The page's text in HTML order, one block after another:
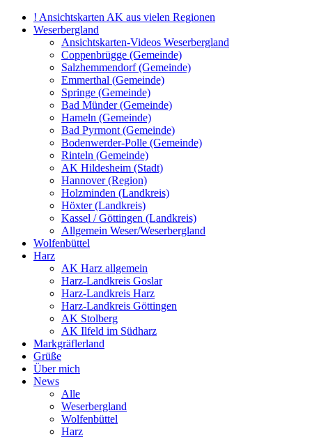
! Ansichtskarten AK aus vielen Regionen
Weserbergland
Ansichtskarten-Videos Weserbergland
Coppenbrügge (Gemeinde)
Salzhemmendorf (Gemeinde)
Emmerthal (Gemeinde)
Springe (Gemeinde)
Bad Münder (Gemeinde)
Hameln (Gemeinde)
Bad Pyrmont (Gemeinde)
Bodenwerder-Polle (Gemeinde)
Rinteln (Gemeinde)
AK Hildesheim (Stadt)
Hannover (Region)
Holzminden (Landkreis)
Höxter (Landkreis)
Kassel / Göttingen (Landkreis)
Allgemein Weser/Weserbergland
Wolfenbüttel
Harz
AK Harz allgemein
Harz-Landkreis Goslar
Harz-Landkreis Harz
Harz-Landkreis Göttingen
AK Stolberg
AK Ilfeld im Südharz
Markgräflerland
Grüße
Über mich
News
Alle
Weserbergland
Wolfenbüttel
Harz